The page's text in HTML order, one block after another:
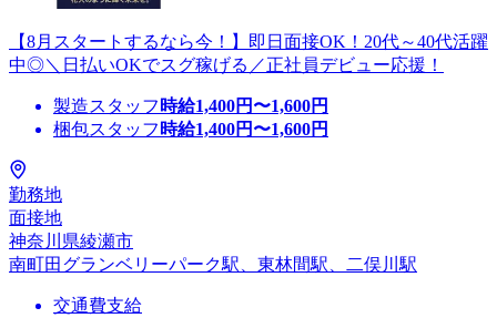
【8月スタートするなら今！】即日面接OK！20代～40代活躍
中◎＼日払いOKでスグ稼げる／正社員デビュー応援！
製造スタッフ 時給1,400円〜1,600円
梱包スタッフ 時給1,400円〜1,600円
勤務地
面接地
神奈川県綾瀬市
南町田グランベリーパーク駅、東林間駅、二俣川駅
交通費支給